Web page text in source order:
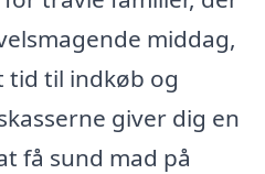
middag,
til indkøb og
giver dig en
få sund mad på